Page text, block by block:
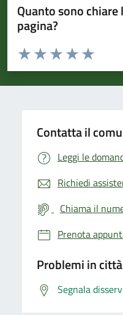
Quanto sono
pagina?
Valuta da 1 a 5 stelle la pagina
Valuta 5
Valuta 4
Valuta 3 stelle su
Valuta 2 stelle su 5
Valuta 1 stelle su 5
Contatta il
Leggi le
Richiedi
Chiama il
Prenota
Problemi in città
Segnala